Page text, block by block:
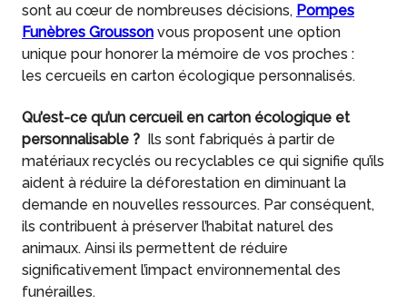
sont au cœur de nombreuses décisions, Pompes
Funèbres Grousson vous proposent une option
unique pour honorer la mémoire de vos proches :
les cercueils en carton écologique personnalisés.
Qu’est-ce qu’un cercueil en carton écologique et
personnalisable ? Ils sont fabriqués à partir de
matériaux recyclés ou recyclables ce qui signifie qu’ils
aident à réduire la déforestation en diminuant la
demande en nouvelles ressources. Par conséquent,
ils contribuent à préserver l’habitat naturel des
animaux. Ainsi ils permettent de réduire
significativement l’impact environnemental des
funérailles.